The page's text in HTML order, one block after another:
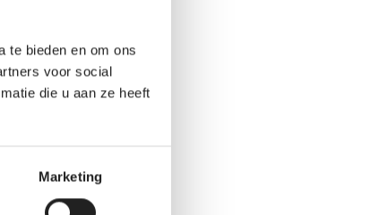
te bieden en om ons
voor social
die u aan ze heeft
Marketing